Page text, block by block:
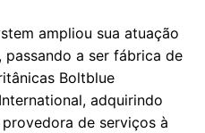
ampliou sua atuação
a ser fábrica de
Boltblue
adquirindo
de serviços à